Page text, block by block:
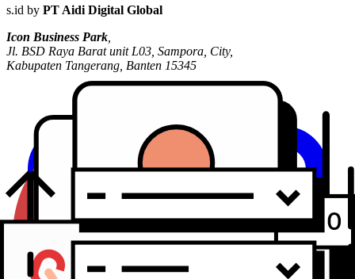
s.id by PT Aidi Digital Global
Icon Business Park
Jl. BSD Raya Barat unit L03, Sampora, City,
Kabupaten Tangerang, Banten 15345